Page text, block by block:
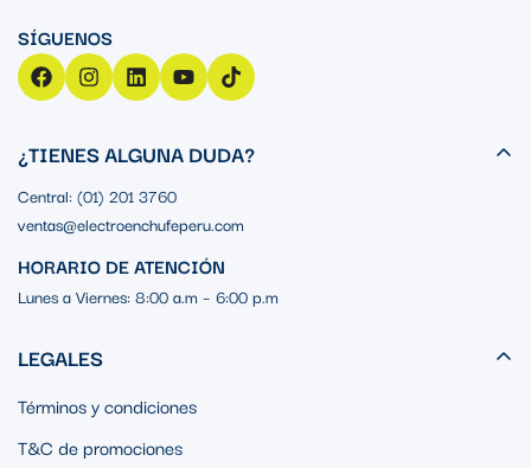
¿TIENES ALGUNA DUDA?
Central: (01) 201 3760
ventas@electroenchufeperu.com
HORARIO DE ATENCIÓN
Lunes a Viernes: 8:00 a.m – 6:00 p.m
LEGALES
Términos y condiciones
T&C de promociones